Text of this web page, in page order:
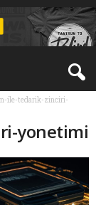
ile-tedarik-zinciri-
yonetimi